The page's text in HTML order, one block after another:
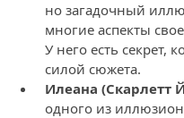
но загадочный
многие аспекты
У него есть секрет,
силой сюжета.
Илеана (Скарлетт
одного из